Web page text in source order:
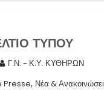
ΤΥΠΟΥ
Γ.Ν. - Κ.Υ. ΚΥΘΗΡΩΝ
Presse, Νέα &